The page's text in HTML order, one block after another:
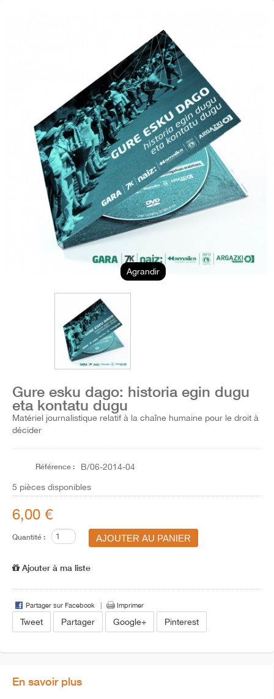
Agrandir
Gure esku dago: historia egin dugu
eta kontatu dugu
Matériel journalistique relatif à la chaîne humaine pour le droit à
décider
Référence : B/06-2014-04
5 pièces disponibles
6,00 €
Quantité :
Ajouter à ma liste
Partager sur Facebook Imprimer
Tweet Partager Google+ Pinterest
En savoir plus